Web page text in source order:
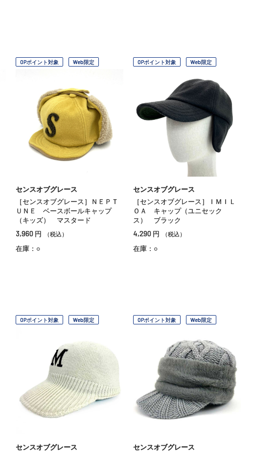
OPポイント対象 Web限定
センスオブグレース
［センスオブグレース］ＮＥＰＴ
ＵＮＥ ベースボールキャップ
（キッズ） マスタード
3,960 円 （税込）
在庫：○
OPポイント対象 Web限定
センスオブグレース
［センスオブグレース］ＩＭＩＬ
ＯＡ キャップ（ユニセック
ス） ブラック
4,290 円 （税込）
在庫：○
OPポイント対象 Web限定
センスオブグレース
OPポイント対象 Web限定
センスオブグレース